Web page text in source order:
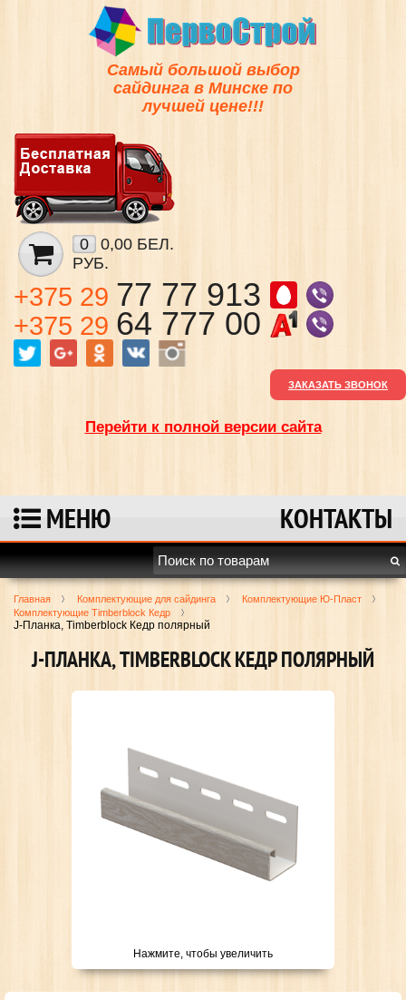
Самый большой выбор
сайдинга в Минске по
лучшей цене!!!
0
0,00 БЕЛ.
РУБ.
+375 29 77 77 913
+375 29 64 777 00
ЗАКАЗАТЬ ЗВОНОК
Перейти к полной версии сайта
МЕНЮ КОНТАКТЫ
Главная Комплектующие для сайдинга
Комплектующие Ю-Пласт
Комплектующие Timberblock Кедр
J-Планка, Timberblock Кедр полярный
J-ПЛАНКА, TIMBERBLOCK КЕДР ПОЛЯРНЫЙ
Нажмите, чтобы увеличить